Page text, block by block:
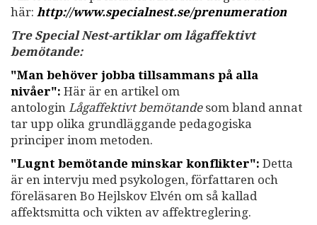
här: http://www.specialnest.se/prenumeration
Tre Special Nest-artiklar om lågaffektivt
bemötande:
"Man behöver jobba tillsammans på alla
nivåer": Här är en artikel om
antologin Lågaffektivt bemötandesom bland annat
tar upp olika grundläggande pedagogiska
principer inom metoden.
"Lugnt bemötande minskar konflikter": Detta
är en intervju med psykologen, författaren och
föreläsaren Bo Hejlskov Elvén om så kallad
affektsmitta och vikten av affektreglering.